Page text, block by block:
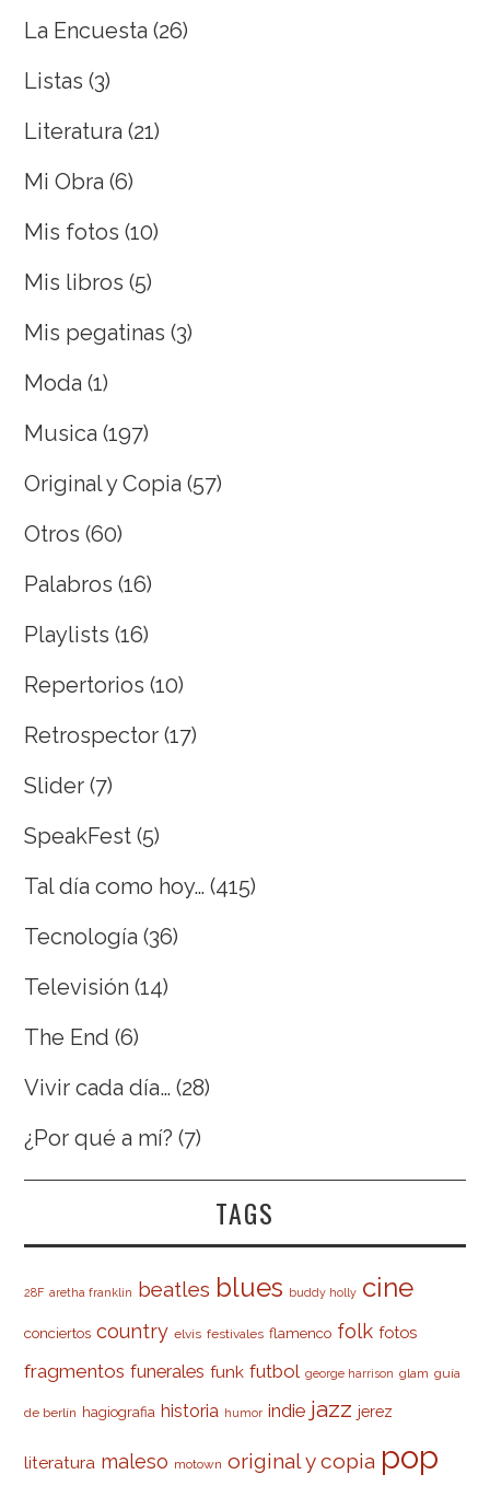
La Encuesta (26)
Listas (3)
Literatura (21)
Mi Obra (6)
Mis fotos (10)
Mis libros (5)
Mis pegatinas (3)
Moda (1)
Musica (197)
Original y Copia (57)
Otros (60)
Palabros (16)
Playlists (16)
Repertorios (10)
Retrospector (17)
Slider (7)
SpeakFest (5)
Tal día como hoy… (415)
Tecnología (36)
Televisión (14)
The End (6)
Vivir cada día… (28)
¿Por qué a mí? (7)
TAGS
28F aretha franklin beatles blues buddy holly cine
conciertos country elvis festivales flamenco folk fotos
fragmentos funerales funk futbol george harrison glam guía
de berlín hagiografia historia humor indie jazz jerez
literatura maleso motown original y copia pop